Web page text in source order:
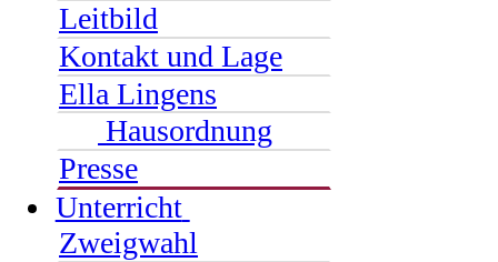
Leitbild
Kontakt und Lage
Ella Lingens
Hausordnung
Presse
Unterricht
Zweigwahl